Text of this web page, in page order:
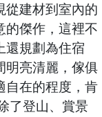
從建材到室內的
的傑作，這裡不
還規劃為住宿
明亮清麗，傢俱
自在的程度，肯
了登山、賞景